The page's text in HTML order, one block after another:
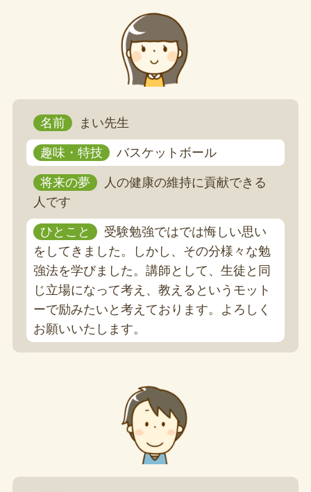
名前 まい先生
趣味・特技 バスケットボール
将来の夢
人の健康の維持に貢献できる
人です
ひとこと
受験勉強ではでは悔しい思い
をしてきました。しかし、その分様々な勉
強法を学びました。講師として、生徒と同
じ立場になって考え、教えるというモット
ーで励みたいと考えております。よろしく
お願いいたします。